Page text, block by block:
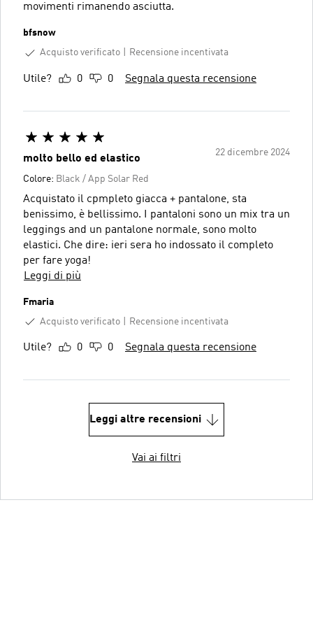
movimenti rimanendo asciutta.
bfsnow
Acquisto verificato
Recensione incentivata
Utile? 0 0 Segnala questa recensione
22 dicembre 2024
molto bello ed elastico
Colore: Black / App Solar Red
Acquistato il cpmpleto giacca + pantalone, sta
benissimo, è bellissimo. I pantaloni sono un mix tra un
leggings and un pantalone normale, sono molto
elastici. Che dire: ieri sera ho indossato il completo
per fare yoga!
Leggi di più
Fmaria
Acquisto verificato
Recensione incentivata
Utile? 0 0 Segnala questa recensione
Leggi altre recensioni
Vai ai filtri